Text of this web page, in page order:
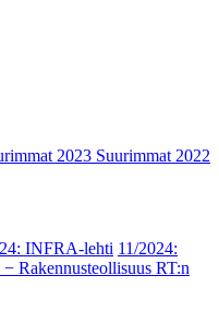
2023 Suurimmat 2022
INFRA-lehti 11/2024:
Rakennusteollisuus RT:n